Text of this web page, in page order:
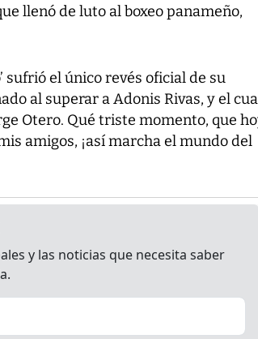
llenó de luto al boxeo panameño,
sufrió el único revés oficial de su
al superar a Adonis Rivas, y el
Otero. Qué triste momento, que
amigos, ¡así marcha el mundo del